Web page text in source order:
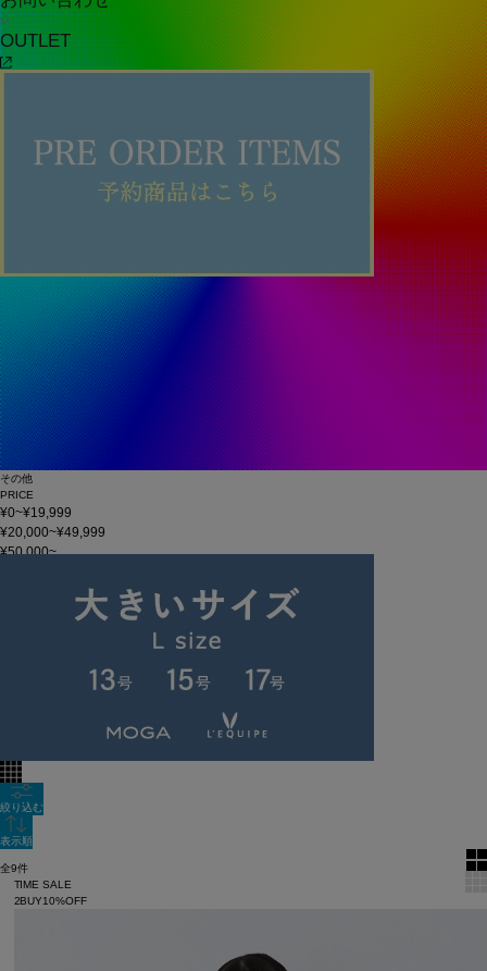
OUTLET
その他
PRICE
¥0~¥19,999
¥20,000~¥49,999
¥50,000~
在庫なしを含む
この条件で検索
LOISIR 26SS LOOK02 G
絞り込む
表示順
全9件
TIME SALE
2BUY10%OFF